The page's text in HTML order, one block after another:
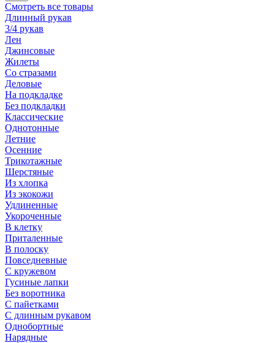
Смотреть все товары
Длинный рукав
3/4 рукав
Лен
Джинсовые
Жилеты
Со стразами
Деловые
На подкладке
Без подкладки
Классические
Однотонные
Летние
Осенние
Трикотажные
Шерстяные
Из хлопка
Из экокожи
Удлиненные
Укороченные
В клетку
Приталенные
В полоску
Повседневные
С кружевом
Гусиные лапки
Без воротника
С пайетками
С длинным рукавом
Однобортные
Нарядные